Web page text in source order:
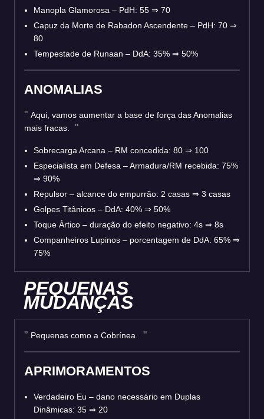
Manopla Glamorosa – PdH: 55 ⇒ 70
Capuz da Morte de Rabadon Ascendente – PdH: 70 ⇒
80
Tempestade de Runaan – DdA: 35% ⇒ 50%
ANOMALIAS
Aqui, vamos aumentar a base de força das Anomalias
mais fracas.
Sobrecarga Arcana – RM concedida: 80 ⇒ 100
Especialista em Defesa – Armadura/RM recebida: 75%
⇒ 90%
Repulsor – alcance do empurrão: 2 casas ⇒ 3 casas
Golpes Titânicos – DdA: 40% ⇒ 50%
Toque Ártico – duração do efeito negativo: 4s ⇒ 8s
Companheiros Lupinos – porcentagem de DdA: 65% ⇒
75%
PEQUENAS
MUDANÇAS
Pequenas como a Cobrínea.
APRIMORAMENTOS
Verdadeiro Eu – dano necessário em Duplas
Dinâmicas: 35 ⇒ 20